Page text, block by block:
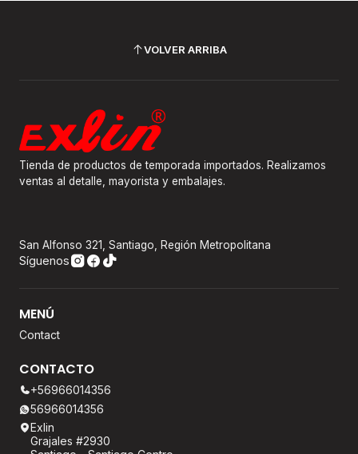
VOLVER ARRIBA
Tienda de productos de temporada importados. Realizamos
ventas al detalle, mayorista y embalajes.
San Alfonso 321, Santiago, Región Metropolitana
Síguenos
MENÚ
Contact
CONTACTO
+56966014356
56966014356
Exlin
Grajales #2930